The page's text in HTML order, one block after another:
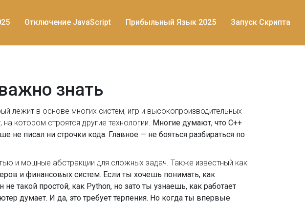
Отключение JavaScript Прибыльный Язык 2025 Запуск Скрипта
знать
лежит в основе многих систем, игр и высокопроизводительных
котором строятся другие технологии. Многие думают, что C++
не писал ни строчки кода. Главное — не бояться разбираться по
и мощные абстракции для сложных задач . Также известный как
и финансовых систем. Если ты хочешь понимать, как
такой простой, как Python, но зато ты узнаешь, как работает
думает. И да, это требует терпения. Но когда ты впервые